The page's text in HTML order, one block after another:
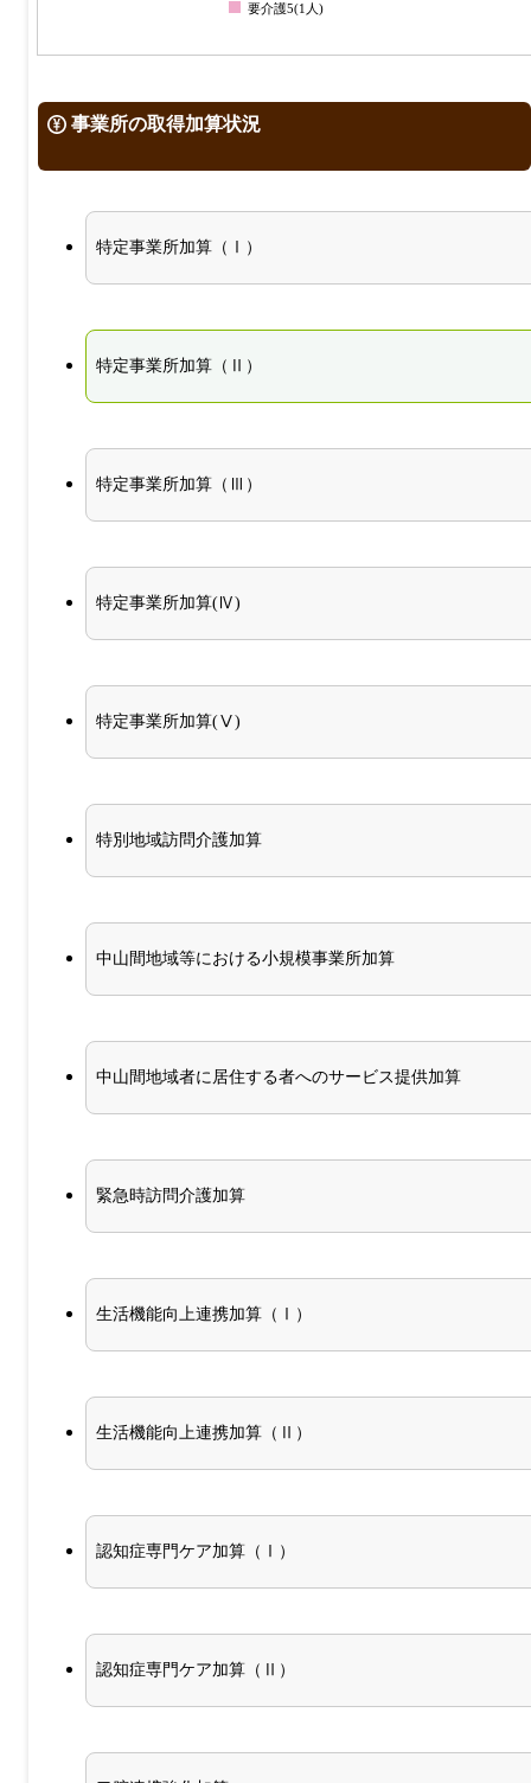
要介護5(1人)
事業所の取得加算状況
特定事業所加算（Ⅰ）
特定事業所加算（Ⅱ）
特定事業所加算（Ⅲ）
特定事業所加算(Ⅳ)
特定事業所加算(Ⅴ)
特別地域訪問介護加算
中山間地域等における小規模事業所加算
中山間地域者に居住する者へのサービス提供加算
緊急時訪問介護加算
生活機能向上連携加算（Ⅰ）
生活機能向上連携加算（Ⅱ）
認知症専門ケア加算（Ⅰ）
認知症専門ケア加算（Ⅱ）